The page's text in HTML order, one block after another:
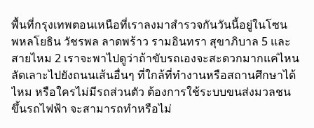
พื้นที่กรุงเทพตอนเหนือที่เราลงมาสำรวจกันวันนี้อยู่ในโซน
พหลโยธิน วัชรพล ลาดพร้าว รามอินทรา สุขาภิบาล 5 และ
สายไหม 2 เราจะพาไปดูว่าถ้าขับรถเองจะสะดวกมากแค่ไหน
ลัดเลาะไปยังถนนเส้นอื่นๆ ที่ใกล้ที่ทำงานหรือสถานศึกษาได้
ไหม หรือใครไม่มีรถส่วนตัว ต้องการใช้ระบบขนส่งมวลชน
ขึ้นรถไฟฟ้า จะสามารถทำหรือไม่